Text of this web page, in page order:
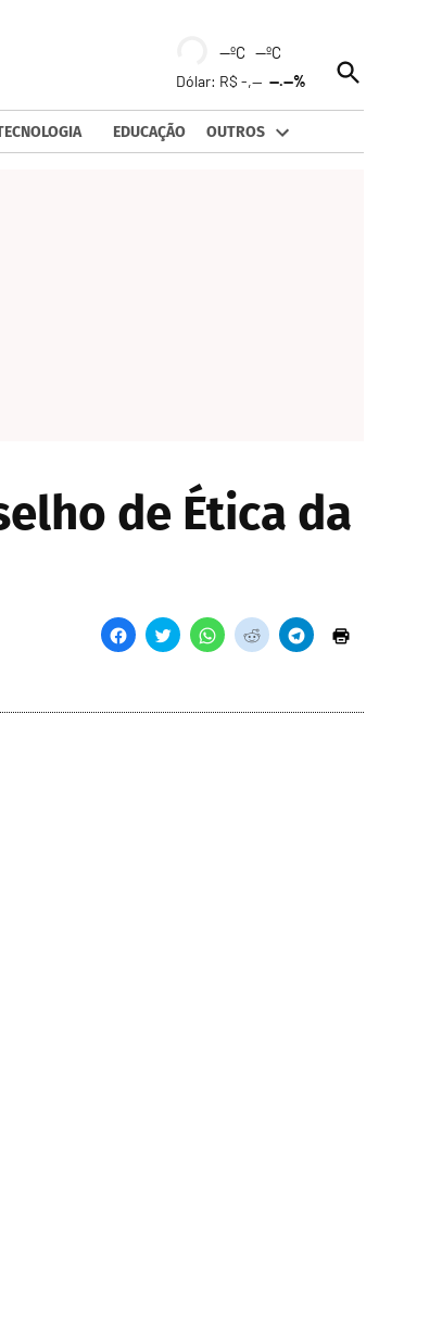
--ºC --ºC
Dólar: R$ -,----.--%
Open
Search
EDUCAÇÃO OUTROS
de Ética da